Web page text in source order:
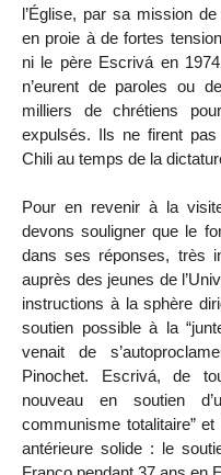
l’Église, par sa mission
en proie à de fortes
ni le père Escrivá en
n’eurent de paroles ou
milliers de chrétiens
expulsés. Ils ne firent
Chili au temps de la
Pour en revenir à la
devons souligner que le
dans ses réponses, très
auprès des jeunes de
instructions à la sphère
soutien possible à la
venait de
Pinochet. Escrivá, de
nouveau en soutien
communisme totalitaire”
antérieure solide : le